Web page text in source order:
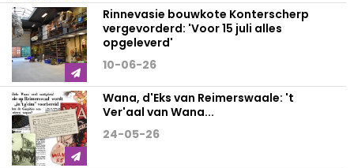
Rinnevasie bouwkote Konterscherp
vergevorderd: 'Voor 15 juli alles
opgeleverd'
10-06-26
Wana, d'Eks van Reimerswaale: 't
Ver'aal van Wana...
24-05-26